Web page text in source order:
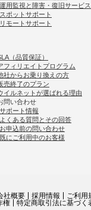
運用監視と障害・復旧サービス
スポットサポート
リモートサポート
（品質保証）
フィリエイトプログラム
社からお乗り換えの方
売終了のプラン
イルネットが選ばれる理由
問い合わせ
サポート情報
よくある質問とその回答
お申込前の問い合わせ
既にご利用中のお客様
社概要 採用情報
ご利用
権
特定商取引法に基づく